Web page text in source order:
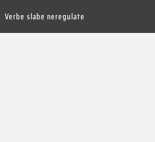
Verbe slabe neregulate